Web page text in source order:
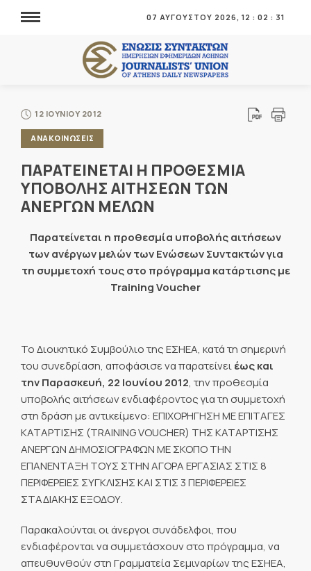
07 ΑΥΓΟΥΣΤΟΥ 2026, 12 : 02 : 31
12 ΙΟΥΝΙΟΥ 2012
ΑΝΑΚΟΙΝΩΣΕΙΣ
ΠΑΡΑΤΕΙΝΕΤΑΙ Η ΠΡΟΘΕΣΜΙΑ
ΥΠΟΒΟΛΗΣ ΑΙΤΗΣΕΩΝ ΤΩΝ
ΑΝΕΡΓΩΝ ΜΕΛΩΝ
Παρατείνεται η προθεσμία υποβολής αιτήσεων
των ανέργων μελών των Ενώσεων Συντακτών για
τη συμμετοχή τους στο πρόγραμμα κατάρτισης με
Training Voucher
Το Διοικητικό Συμβούλιο της ΕΣΗΕΑ, κατά τη σημερινή
του συνεδρίαση, αποφάσισε να παρατείνειέως και
την Παρασκευή, 22 Ιουνίου 2012, την προθεσμία
υποβολής αιτήσεων ενδιαφέροντος για τη συμμετοχή
στη δράση με αντικείμενο: ΕΠΙΧΟΡΗΓΗΣΗ ΜΕ ΕΠΙΤΑΓΕΣ
ΚΑΤΑΡΤΙΣΗΣ (TRAINING VOUCHER) ΤΗΣ ΚΑΤΑΡΤΙΣΗΣ
ΑΝΕΡΓΩΝ ΔΗΜΟΣΙΟΓΡΑΦΩΝ ΜΕ ΣΚΟΠΟ ΤΗΝ
ΕΠΑΝΕΝΤΑΞΗ ΤΟΥΣ ΣΤΗΝ ΑΓΟΡΑ ΕΡΓΑΣΙΑΣ ΣΤΙΣ 8
ΠΕΡΙΦΕΡΕΙΕΣ ΣΥΓΚΛΙΣΗΣ ΚΑΙ ΣΤΙΣ 3 ΠΕΡΙΦΕΡΕΙΕΣ
ΣΤΑΔΙΑΚΗΣ ΕΞΟΔΟΥ.
Παρακαλούνται οι άνεργοι συνάδελφοι, που
ενδιαφέρονται να συμμετάσχουν στο πρόγραμμα, να
απευθυνθούν στη Γραμματεία Σεμιναρίων της ΕΣΗΕΑ,